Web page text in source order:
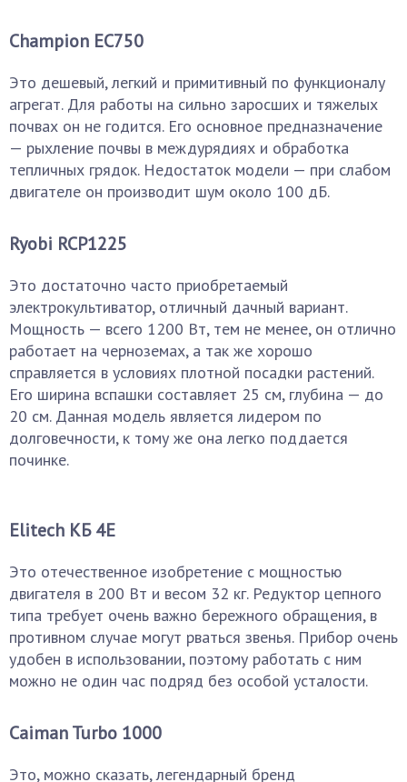
Champion EC750
Это дешевый, легкий и примитивный по функционалу
агрегат. Для работы на сильно заросших и тяжелых
почвах он не годится. Его основное предназначение
— рыхление почвы в междурядиях и обработка
тепличных грядок. Недостаток модели — при слабом
двигателе он производит шум около 100 дБ.
Ryobi RCP1225
Это достаточно часто приобретаемый
электрокультиватор, отличный дачный вариант.
Мощность — всего 1200 Вт, тем не менее, он отлично
работает на черноземах, а так же хорошо
справляется в условиях плотной посадки растений.
Его ширина вспашки составляет 25 см, глубина — до
20 см. Данная модель является лидером по
долговечности, к тому же она легко поддается
починке.
Elitech КБ 4Е
Это отечественное изобретение с мощностью
двигателя в 200 Вт и весом 32 кг. Редуктор цепного
типа требует очень важно бережного обращения, в
противном случае могут рваться звенья. Прибор очень
удобен в использовании, поэтому работать с ним
можно не один час подряд без особой усталости.
Caiman Turbo 1000
Это, можно сказать, легендарный бренд